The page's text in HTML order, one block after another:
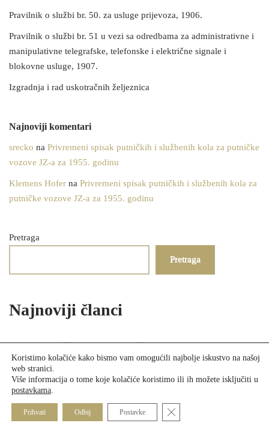
Pravilnik o službi br. 50. za usluge prijevoza, 1906.
Pravilnik o službi br. 51 u vezi sa odredbama za administrativne i
manipulativne telegrafske, telefonske i električne signale i
blokovne usluge, 1907.
Izgradnja i rad uskotračnih željeznica
Najnoviji komentari
srecko na Privremeni spisak putničkih i službenih kola za putničke
vozove JZ-a za 1955. godinu
Klemens Hofer na Privremeni spisak putničkih i službenih kola za
putničke vozove JZ-a za 1955. godinu
Pretraga
Pretraga
Najnoviji članci
Pravilnik o službi br. 69. – Zajedničke odredbe za Austrijske,
Mađarske i Bosanskohercegovačke željeznice – Prijevoz prtljage i
tereta, 1914.
Pravilnik o službi br. 25 o upravljanju materijalima i inventarom,
1905.
Koristimo kolačiće kako bismo vam omogućili najbolje iskustvo na našoj
web stranici.
Više informacija o tome koje kolačiće koristimo ili ih možete isključiti u
postavkama
Prihvati Odbij Postavke Close GDPR Cookie Banner